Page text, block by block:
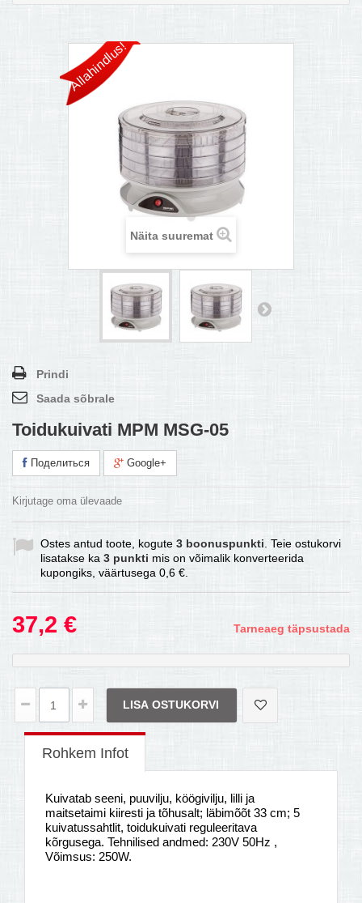
KONTAKTID JA REKVISIIDID
BOONUSPROGRAMM
Allahindlus!
Näita suuremat
Prindi
Saada sõbrale
Toidukuivati MPM MSG-05
Поделиться Google+
Kirjutage oma ülevaade
Ostes antud toote, kogute 3 boonuspunkti . Teie ostukorvi
lisatakse ka 3 punkti mis on võimalik konverteerida
kupongiks, väärtusega 0,6 €
37,2 € Tarneaeg täpsustada
LISA OSTUKORVI
Rohkem Infot
Kuivatab seeni, puuvilju, köögivilju, lilli ja
maitsetaimi kiiresti ja tõhusalt; läbimõõt 33 cm; 5
kuivatussahtlit, toidukuivati reguleeritava
kõrgusega. Tehnilised andmed: 230V 50Hz ,
Võimsus: 250W.